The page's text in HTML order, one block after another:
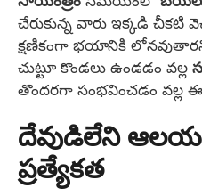
చేరుకున్న వారు ఇక్కడి చీకటి
క్షణికంగా భయానికి లోనవుతారని
చుట్టూ కొండలు ఉండడం వల్ల
తొందరగా సంభవించడం వల్ల
దేవుడిలేని
ప్రత్యేకత